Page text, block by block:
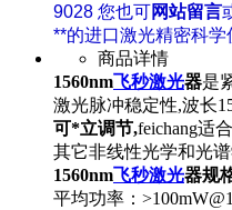
9028 您也可网站留言
**的进口激光精密科学
商品详情
1560nm飞秒激光器是
激光脉冲稳定性,波长
可*立调节,feichang适
其它非线性光学和光谱
1560nm飞秒激光器规
平均功率：